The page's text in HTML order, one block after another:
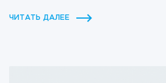
ЧИТАТЬ ДАЛЕЕ